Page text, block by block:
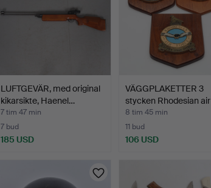
LUFTGEVÄR, med original
kikarsikte, Haenel…
7 tim 47 min
7 bud
185 USD
VÄGGPLAKETTER 3
stycken Rhodesian air
forc…
8 tim 45 min
11 bud
106 USD